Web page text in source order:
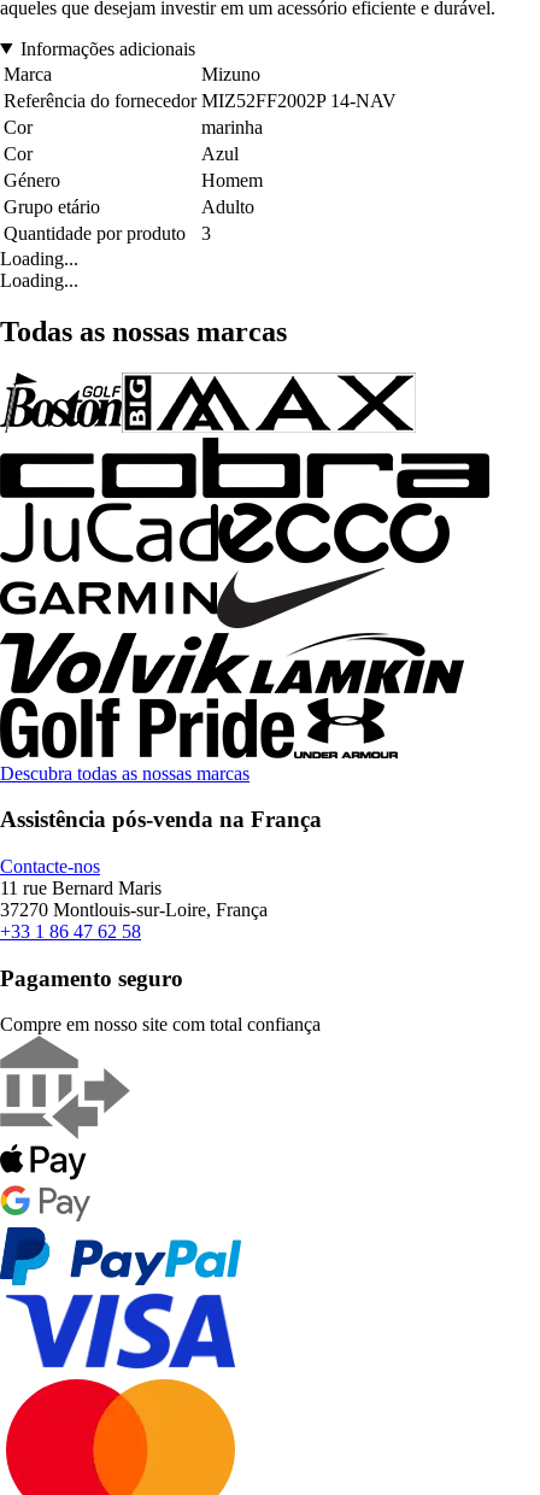
aqueles que desejam investir em um acessório eficiente e durável.
Informações adicionais
Marca
Mizuno
Referência do fornecedor MIZ52FF2002P 14-NAV
Cor
marinha
Cor
Azul
Género
Homem
Grupo etário
Adulto
Quantidade por produto
3
Loading...
Loading...
Todas as nossas marcas
Descubra todas as nossas marcas
Assistência pós-venda na França
Contacte-nos
11 rue Bernard Maris
37270 Montlouis-sur-Loire, França
+33 1 86 47 62 58
Pagamento seguro
Compre em nosso site com total confiança